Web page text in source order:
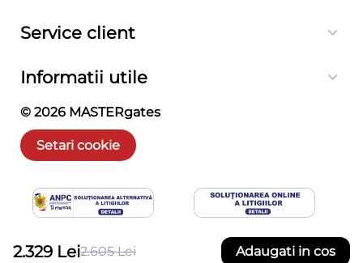
2.329 Lei2.605 Lei Adaugati in cos
Service client
Informatii utile
© 2026 MASTERgates
Setari cookie